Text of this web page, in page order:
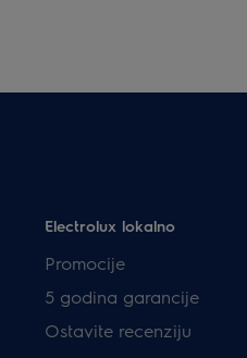
Electrolux lokalno
Promocije
5 godina garancije
Ostavite recenziju